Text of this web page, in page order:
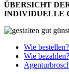
ÜBERSICHT
INDIVIDUELLE
Wie bestellen?
Wie bezahlen?